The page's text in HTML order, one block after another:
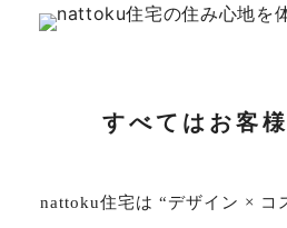
動画ギャラリー 採
すべてはお客
nattoku住宅は “デザイン × コ